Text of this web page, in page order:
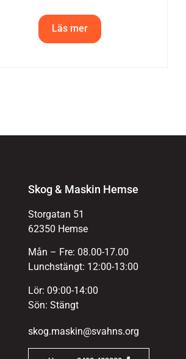
Läs mer
Skog & Maskin Hemse
Storgatan 51
62350 Hemse
Mån – Fre: 08.00-17.00
Lunchstängt: 12:00-13:00
Lör: 09:00-14:00
Sön: Stängt
skog.maskin@svahns.org